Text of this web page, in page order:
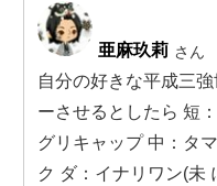
亜麻玖莉 さん
自分の好きな平成三
ーさせるとしたら 短
グリキャップ 中：タ
ク ダ：イナリワン(未